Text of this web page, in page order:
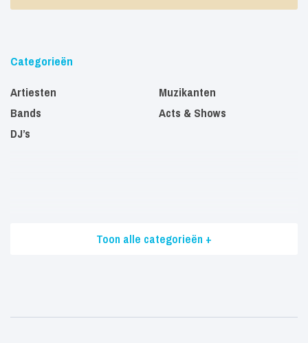
Categorieën
Artiesten
Bands
DJ’s
Muzikanten
Acts & Shows
Toon alle categorieën +